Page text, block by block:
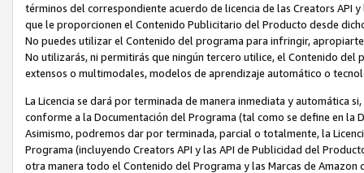
términos del correspondiente acuerdo de licencia de las Creators API
que le proporcionen el Contenido Publicitario del Producto desde
No puedes utilizar el Contenido del programa para infringir,
No utilizarás, ni permitirás que ningún tercero utilice, el Contenido
extensos o multimodales, modelos de aprendizaje automático o
La Licencia se dará por terminada de manera inmediata y automática
conforme a la Documentación del Programa (tal como se define en la
Asimismo, podremos dar por terminada, parcial o totalmente, la
Programa (incluyendo Creators API y las API de Publicidad del
otra manera todo el Contenido del Programa y las Marcas de